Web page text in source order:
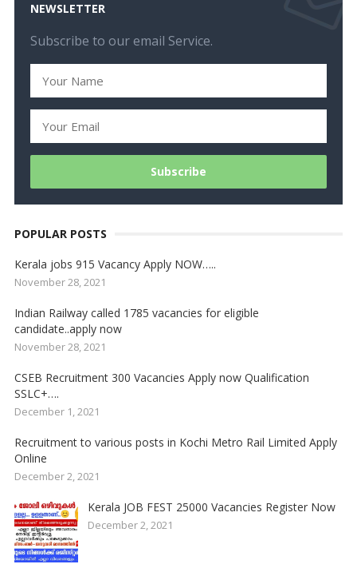
NEWSLETTER
Subscribe to our email Service.
POPULAR POSTS
Kerala jobs 915 Vacancy Apply NOW…..
November 28, 2021
Indian Railway called 1785 vacancies for eligible
candidate..apply now
November 28, 2021
CSEB Recruitment 300 Vacancies Apply now Qualification
SSLC+….
December 1, 2021
Recruitment to various posts in Kochi Metro Rail Limited Apply
Online
December 2, 2021
Kerala JOB FEST 25000 Vacancies Register Now
December 2, 2021